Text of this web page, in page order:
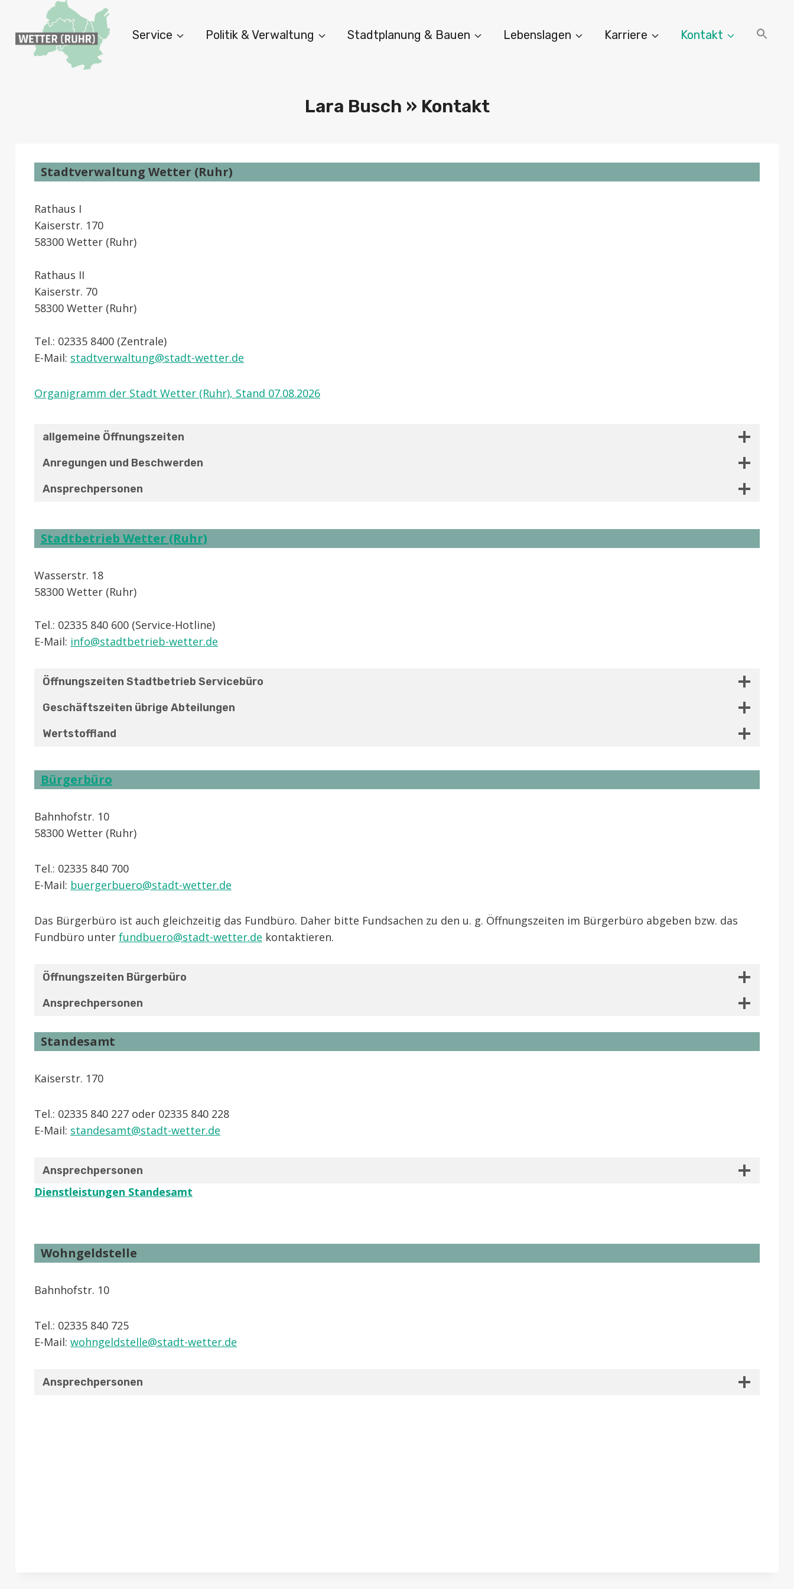
springen
Service Politik & Verwaltung Stadtplanung & Bauen Lebenslagen Karriere Kontakt
Lara Busch » Kontakt
Stadtverwaltung Wetter (Ruhr)
Rathaus I
Kaiserstr. 170
58300 Wetter (Ruhr)
Rathaus II
Kaiserstr. 70
58300 Wetter (Ruhr)
Tel.: 02335 8400 (Zentrale)
E-Mail: stadtverwaltung@stadt-wetter.de
Organigramm der Stadt Wetter (Ruhr), Stand 07.08.2026
allgemeine Öffnungszeiten
Anregungen und Beschwerden
Ansprechpersonen
Stadtbetrieb Wetter (Ruhr)
Wasserstr. 18
58300 Wetter (Ruhr)
Tel.: 02335 840 600 (Service-Hotline)
E-Mail: info@stadtbetrieb-wetter.de
Öffnungszeiten Stadtbetrieb Servicebüro
Geschäftszeiten übrige Abteilungen
Wertstoffland
Bürgerbüro
Bahnhofstr. 10
58300 Wetter (Ruhr)
Tel.: 02335 840 700
E-Mail: buergerbuero@stadt-wetter.de
Das Bürgerbüro ist auch gleichzeitig das Fundbüro. Daher bitte Fundsachen zu den u. g. Öffnungszeiten im Bürgerbüro abgeben bzw. das
Fundbüro unter fundbuero@stadt-wetter.de kontaktieren.
Öffnungszeiten Bürgerbüro
Ansprechpersonen
Standesamt
Kaiserstr. 170
Tel.: 02335 840 227 oder 02335 840 228
E-Mail: standesamt@stadt-wetter.de
Ansprechpersonen
Dienstleistungen Standesamt
Wohngeldstelle
Bahnhofstr. 10
Tel.: 02335 840 725
E-Mail: wohngeldstelle@​stadt-wetter.de
Ansprechpersonen